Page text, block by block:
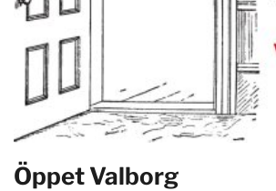
Öppet Valborg